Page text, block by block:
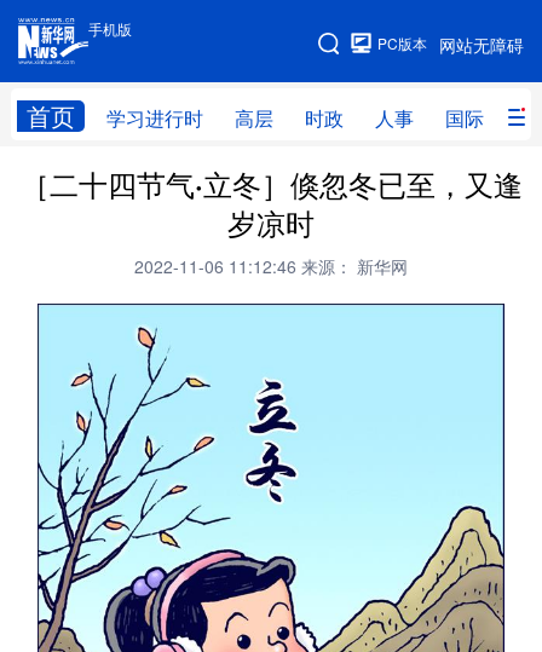
手机版
网站无障碍
PC版本
首页 学习进行时 高层 时政 人事 国际 财
手机版
网站地图
学习进行时 高层 时政 人事
全球连线
文化 书画
访谈 视频
法律 中央文件
食品 数字经济
学术中国 乡村振兴 溯源中国
城市 旅游 能源 会展
［二十四节气·立冬］倏忽冬已至，又逢
岁凉时
2022-11-06 11:12:46 来源： 新华网